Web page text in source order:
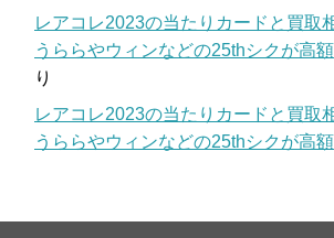
レアコレ2023の当たりカードと買
うららやウィンなどの25thシクが高額
り
レアコレ2023の当たりカードと買
うららやウィンなどの25thシクが高額